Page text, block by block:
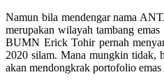
Namun bila mendengar nama
merupakan wilayah tambang
BUMN Erick Tohir pernah
2020 silam. Mana mungkin tidak,
akan mendongkrak portofolio